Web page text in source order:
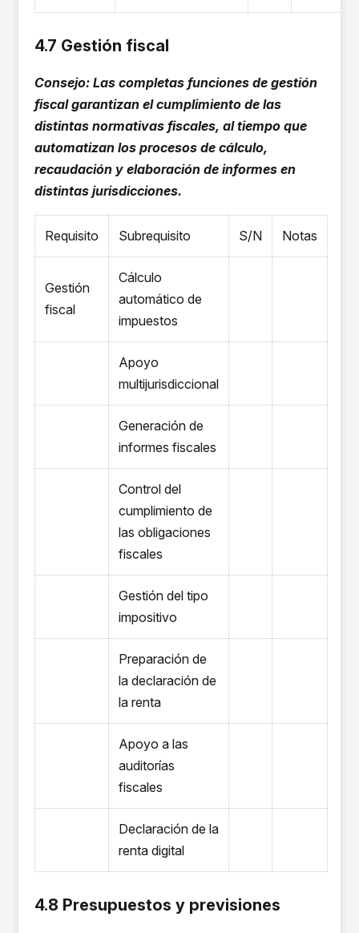
4.7 Gestión fiscal
Consejo: Las completas funciones de gestión
fiscal garantizan el cumplimiento de las
distintas normativas fiscales, al tiempo que
automatizan los procesos de cálculo,
recaudación y elaboración de informes en
distintas jurisdicciones.
Requisito Subrequisito S/N Notas
Gestión
fiscal
Cálculo
automático de
impuestos
Apoyo
multijurisdiccional
Generación de
informes fiscales
Control del
cumplimiento de
las obligaciones
fiscales
Gestión del tipo
impositivo
Preparación de
la declaración de
la renta
Apoyo a las
auditorías
fiscales
Declaración de la
renta digital
4.8 Presupuestos y previsiones